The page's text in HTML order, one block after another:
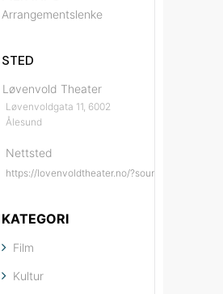
Arrangementslenke
STED
Løvenvold Theater
Løvenvoldgata 11, 6002
Ålesund
Nettsted
https://lovenvoldtheater.no/
KATEGORI
Film
Kultur